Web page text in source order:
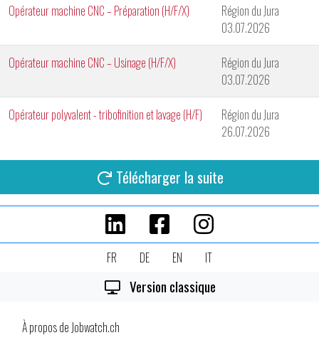
Opérateur machine CNC – Préparation (H/F/X)
Région du Jura
03.07.2026
Opérateur machine CNC – Usinage (H/F/X)
Région du Jura
03.07.2026
Opérateur polyvalent - tribofinition et lavage (H/F)
Région du Jura
26.07.2026
Télécharger la suite
FR DE EN IT
Version classique
À propos de Jobwatch.ch